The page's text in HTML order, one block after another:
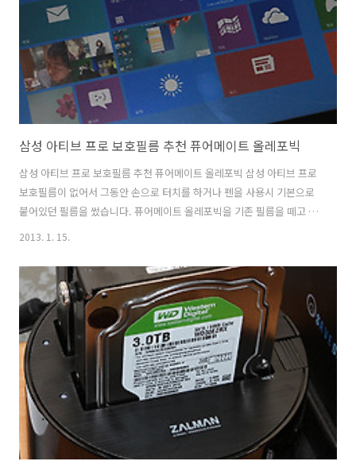
멋지게 바뀝니다. 또 연예인 닮은꼴이 올라오고 할듯하네요. 아직도 초기
버그는 좀 있지만 지금은 윈..
삼성 아티브 프로 보호필름 추천 퓨어메이트 올레포빅
삼성 아티브 프로 보호필름 추천 퓨어메이트 올레포빅 삼성 아티브 프로
보호필름이 없어서 그동안 손으로 터치를 하거나 펜을 사용시 기본으로
붙어있던 필름을 썼습니다. 퓨어메이트 올레포빅을 기존 필름을 떼고 붙
여보니 화면이 상당히 깨끗하고 좋네요. 삼성 아티브 스마트PC는 아티브
아티브 프로 보호필름 XQ700T1C 입니다. 아티브 스마트PC용은
XQ500T1C용으로 따로 있습니다. 아티브 프로용은 후면 보호필름이 좀
다릅니다. 참고로 후면에는 통풍구가 있는데 이것을 막으면 안되기에 전
용으로 제작된 보호필름을 꼭 써야만 합니다. 물론 전면 보호필름은 둘다
동일하더군요. 후면보호필름은 근데 꼭 필요하더군요. 태블릿처럼 들고
다니면서 어딘가에는 ..
2013. 1. 15.